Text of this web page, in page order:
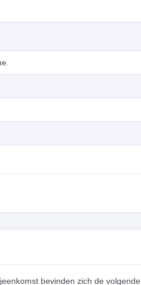
bevinden zich de volgende